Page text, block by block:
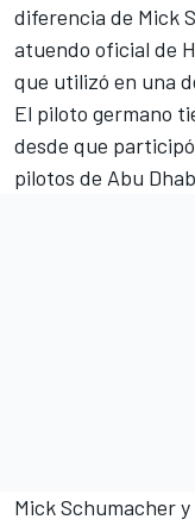
diferencia de Mick
atuendo oficial de
que utilizó en una
El piloto germano
desde que
pilotos de Abu
Mick Schumacher